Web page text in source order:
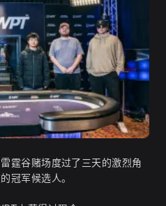
霆谷赌场度过了三天的激烈角
冠军候选人。